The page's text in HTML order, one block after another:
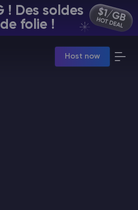
! Des soldes
de folie !
Host now
& payments